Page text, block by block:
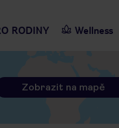
RODINY Wellness
Zobrazit na mapě